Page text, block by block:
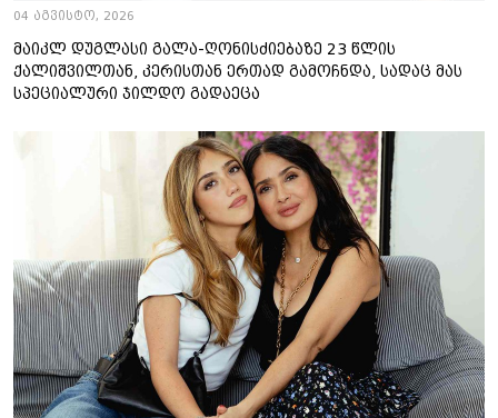
04 აგვისტო, 2026
მაიკლ დუგლასი გალა-ღონისძიებაზე 23 წლის
ქალიშვილთან, კერისთან ერთად გამოჩნდა, სადაც მას
სპეციალური ჯილდო გადაეცა